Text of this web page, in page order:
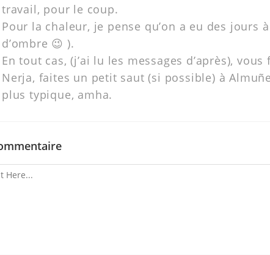
travail, pour le coup.
Pour la chaleur, je pense qu’on a eu des jours à
d’ombre 😉 ).
En tout cas, (j’ai lu les messages d’après),
Nerja, faites un petit saut (si possible) à
plus typique, amha.